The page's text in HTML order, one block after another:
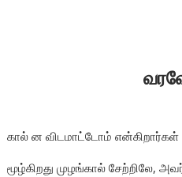
கால் ன விடமாட்டோம் என்கிறார்கள்
மூழ்கிறது முழங்கால் சேற்றிலே,